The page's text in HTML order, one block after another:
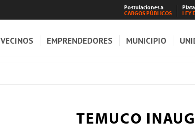
Postulaciones a
CARGOS PÚBLICOS
LEY
VECINOS EMPRENDEDORES MUNICIPIO
TEMUCO